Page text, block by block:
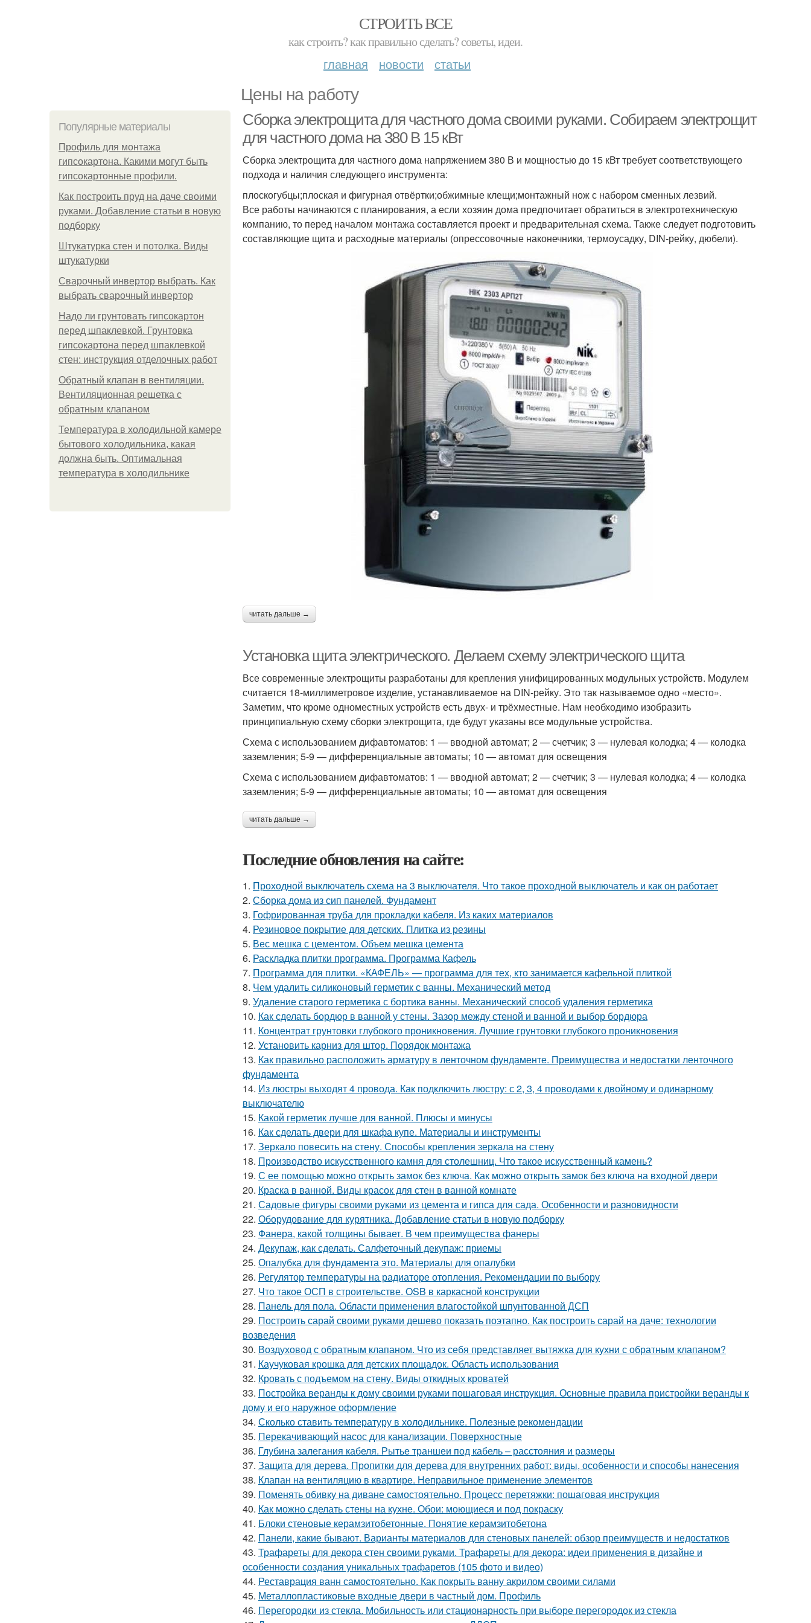
СТРОИТЬ ВСЕ
как строить? как правильно сделать? советы, идеи.
главная новости статьи
Цены на работу
Популярные материалы
Профиль для монтажа
гипсокартона. Какими могут быть
гипсокартонные профили.
Как построить пруд на даче своими
руками. Добавление статьи в новую
подборку
Штукатурка стен и потолка. Виды
штукатурки
Сварочный инвертор выбрать. Как
выбрать сварочный инвертор
Надо ли грунтовать гипсокартон
перед шпаклевкой. Грунтовка
гипсокартона перед шпаклевкой
стен: инструкция отделочных работ
Обратный клапан в вентиляции.
Вентиляционная решетка с
обратным клапаном
Температура в холодильной камере
бытового холодильника, какая
должна быть. Оптимальная
температура в холодильнике
Сборка электрощита для частного дома своими руками. Собираем электрощит
для частного дома на 380 В 15 кВт
Сборка электрощита для частного дома напряжением 380 В и мощностью до 15 кВт требует соответствующего
подхода и наличия следующего инструмента:
плоскогубцы;плоская и фигурная отвёртки;обжимные клещи;монтажный нож с набором сменных лезвий.
Все работы начинаются с планирования, а если хозяин дома предпочитает обратиться в электротехническую
компанию, то перед началом монтажа составляется проект и предварительная схема. Также следует подготовить
составляющие щита и расходные материалы (опрессовочные наконечники, термоусадку, DIN-рейку, дюбели).
читать дальше →
Установка щита электрического. Делаем схему электрического щита
Все современные электрощиты разработаны для крепления унифицированных модульных устройств. Модулем
считается 18-миллиметровое изделие, устанавливаемое на DIN-рейку. Это так называемое одно «место».
Заметим, что кроме одноместных устройств есть двух- и трёхместные. Нам необходимо изобразить
принципиальную схему сборки электрощита, где будут указаны все модульные устройства.
Схема с использованием дифавтоматов: 1 — вводной автомат; 2 — счетчик; 3 — нулевая колодка; 4 — колодка
заземления; 5-9 — дифференциальные автоматы; 10 — автомат для освещения
Схема с использованием дифавтоматов: 1 — вводной автомат; 2 — счетчик; 3 — нулевая колодка; 4 — колодка
заземления; 5-9 — дифференциальные автоматы; 10 — автомат для освещения
читать дальше →
Последние обновления на сайте:
1. Проходной выключатель схема на 3 выключателя. Что такое проходной выключатель и как он работает
2. Сборка дома из сип панелей. Фундамент
3. Гофрированная труба для прокладки кабеля. Из каких материалов
4. Резиновое покрытие для детских. Плитка из резины
5. Вес мешка с цементом. Объем мешка цемента
6. Раскладка плитки программа. Программа Кафель
7. Программа для плитки. «КАФЕЛЬ» — программа для тех, кто занимается кафельной плиткой
8. Чем удалить силиконовый герметик с ванны. Механический метод
9. Удаление старого герметика с бортика ванны. Механический способ удаления герметика
10. Как сделать бордюр в ванной у стены. Зазор между стеной и ванной и выбор бордюра
11. Концентрат грунтовки глубокого проникновения. Лучшие грунтовки глубокого проникновения
12. Установить карниз для штор. Порядок монтажа
13. Как правильно расположить арматуру в ленточном фундаменте. Преимущества и недостатки ленточного
фундамента
14. Из люстры выходят 4 провода. Как подключить люстру: с 2, 3, 4 проводами к двойному и одинарному
выключателю
15. Какой герметик лучше для ванной. Плюсы и минусы
16. Как сделать двери для шкафа купе. Материалы и инструменты
17. Зеркало повесить на стену. Способы крепления зеркала на стену
18. Производство искусственного камня для столешниц. Что такое искусственный камень?
19. С ее помощью можно открыть замок без ключа. Как можно открыть замок без ключа на входной двери
20. Краска в ванной. Виды красок для стен в ванной комнате
21. Садовые фигуры своими руками из цемента и гипса для сада. Особенности и разновидности
22. Оборудование для курятника. Добавление статьи в новую подборку
23. Фанера, какой толщины бывает. В чем преимущества фанеры
24. Декупаж, как сделать. Салфеточный декупаж: приемы
25. Опалубка для фундамента это. Материалы для опалубки
26. Регулятор температуры на радиаторе отопления. Рекомендации по выбору
27. Что такое ОСП в строительстве. OSB в каркасной конструкции
28. Панель для пола. Области применения влагостойкой шпунтованной ДСП
29. Построить сарай своими руками дешево показать поэтапно. Как построить сарай на даче: технологии
возведения
30. Воздуховод с обратным клапаном. Что из себя представляет вытяжка для кухни с обратным клапаном?
31. Каучуковая крошка для детских площадок. Область использования
32. Кровать с подъемом на стену. Виды откидных кроватей
33. Постройка веранды к дому своими руками пошаговая инструкция. Основные правила пристройки веранды к
дому и его наружное оформление
34. Сколько ставить температуру в холодильнике. Полезные рекомендации
35. Перекачивающий насос для канализации. Поверхностные
36. Глубина залегания кабеля. Рытье траншеи под кабель – расстояния и размеры
37. Защита для дерева. Пропитки для дерева для внутренних работ: виды, особенности и способы нанесения
38. Клапан на вентиляцию в квартире. Неправильное применение элементов
39. Поменять обивку на диване самостоятельно. Процесс перетяжки: пошаговая инструкция
40. Как можно сделать стены на кухне. Обои: моющиеся и под покраску
41. Блоки стеновые керамзитобетонные. Понятие керамзитобетона
42. Панели, какие бывают. Варианты материалов для стеновых панелей: обзор преимуществ и недостатков
43. Трафареты для декора стен своими руками. Трафареты для декора: идеи применения в дизайне и
особенности создания уникальных трафаретов (105 фото и видео)
44. Реставрация ванн самостоятельно. Как покрыть ванну акрилом своими силами
45. Металлопластиковые входные двери в частный дом. Профиль
46. Перегородки из стекла. Мобильность или стационарность при выборе перегородок из стекла